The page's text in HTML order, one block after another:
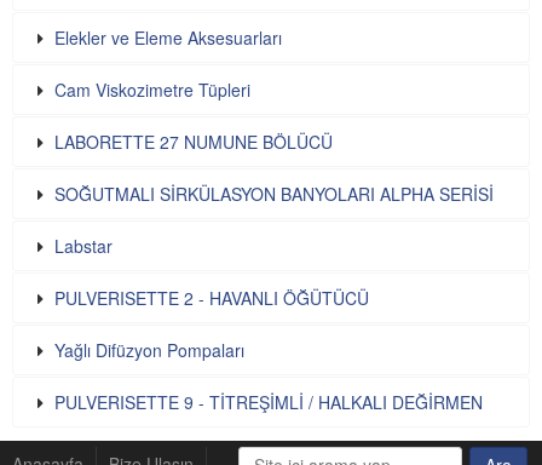
Elekler ve Eleme Aksesuarları
Cam Viskozimetre Tüpleri
LABORETTE 27 NUMUNE BÖLÜCÜ
SOĞUTMALI SİRKÜLASYON BANYOLARI ALPHA SERİSİ
Labstar
PULVERISETTE 2 - HAVANLI ÖĞÜTÜCÜ
Yağlı Difüzyon Pompaları
PULVERISETTE 9 - TİTREŞİMLİ / HALKALI DEĞİRMEN